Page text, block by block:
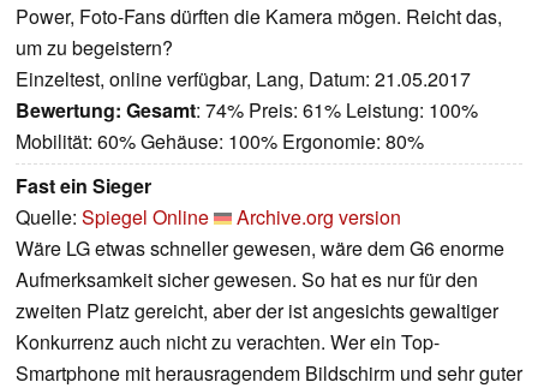
Power, Foto-Fans dürften die Kamera mögen. Reicht das,
um zu begeistern?
Einzeltest, online verfügbar, Lang, Datum: 21.05.2017
Bewertung: Gesamt: 74% Preis: 61% Leistung: 100%
Mobilität: 60% Gehäuse: 100% Ergonomie: 80%
Fast ein Sieger
Quelle: Spiegel Online
Archive.org version
Wäre LG etwas schneller gewesen, wäre dem G6 enorme
Aufmerksamkeit sicher gewesen. So hat es nur für den
zweiten Platz gereicht, aber der ist angesichts gewaltiger
Konkurrenz auch nicht zu verachten. Wer ein Top-
Smartphone mit herausragendem Bildschirm und sehr guter